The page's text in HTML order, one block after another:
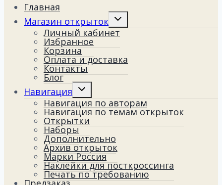
Главная
Магазин открыток
Переключить
меню
Личный кабинет
Избранное
Корзина
Оплата и доставка
Контакты
Блог
Навигация
Переключить
меню
Навигация по авторам
Навигация по темам открыток
Открытки
Наборы
Дополнительно
Архив открыток
Марки Россия
Наклейки для посткроссинга
Печать по требованию